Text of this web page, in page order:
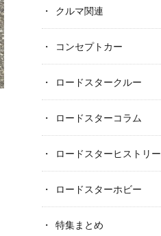
クルマ関連
コンセプトカー
ロードスタークルー
ロードスターコラム
ロードスターヒストリー
ロードスターホビー
特集まとめ